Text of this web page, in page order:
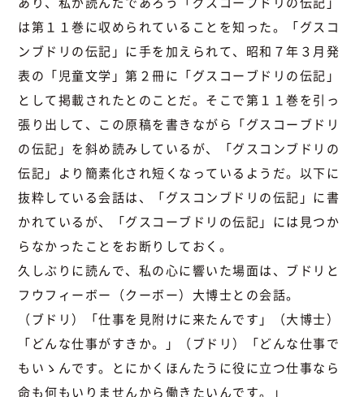
は第１１巻に収められていることを知った。「グスコ
ンブドリの伝記」に手を加えられて、昭和７年３月発
表の「児童文学」第２冊に「グスコーブドリの伝記」
として掲載されたとのことだ。そこで第１１巻を引っ
張り出して、この原稿を書きながら「グスコーブドリ
の伝記」を斜め読みしているが、「グスコンブドリの
伝記」より簡素化され短くなっているようだ。以下に
抜粋している会話は、「グスコンブドリの伝記」に書
かれているが、「グスコーブドリの伝記」には見つか
らなかったことをお断りしておく。
久しぶりに読んで、私の心に響いた場面は、ブドリと
フウフィーボー（クーボー）大博士との会話。
（ブドリ）「仕事を見附けに来たんです」（大博士）
「どんな仕事がすきか。」（ブドリ）「どんな仕事で
もいゝんです。とにかくほんたうに役に立つ仕事なら
命も何もいりませんから働きたいんです。」